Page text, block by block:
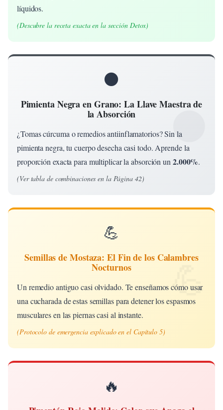
líquidos.
(Descubre la receta exacta en la sección Detox)
⚫
Pimienta Negra en Grano: La Llave Maestra de
la Absorción
¿Tomas cúrcuma o remedios antiinflamatorios? Sin la
pimienta negra, tu cuerpo desecha casi todo. Aprende la
proporción exacta para multiplicar la absorción un 2.000%.
(Ver tabla de combinaciones en la Página 42)
💪
Semillas de Mostaza: El Fin de los Calambres
Nocturnos
Un remedio antiguo casi olvidado. Te enseñamos cómo usar
una cucharada de estas semillas para detener los espasmos
musculares en las piernas casi al instante.
(Protocolo de emergencia explicado en el Capítulo 5)
🔥